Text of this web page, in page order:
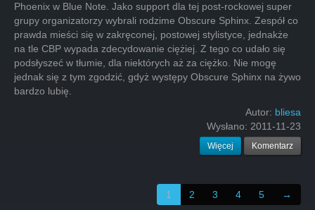
Phoenix w Blue Note. Jako support dla tej post-rockowej super
grupy organizatorzy wybrali rodzime Obscure Sphinx. Zespół co
prawda mieści się w zakręconej, postowej stylistyce, jednakże
na tle CBP wypada zdecydowanie ciężiej. Z tego co udało się
podsłyszeć w tłumie, dla niektórych aż za ciężko. Nie mogę
jednak się z tym zgodzić, gdyż występy Obscure Sphinx na żywo
bardzo lubię.
Autor: bliesa
Wysłano: 2011-11-23
Więcej Komentarz
1 2 3 4 5 →